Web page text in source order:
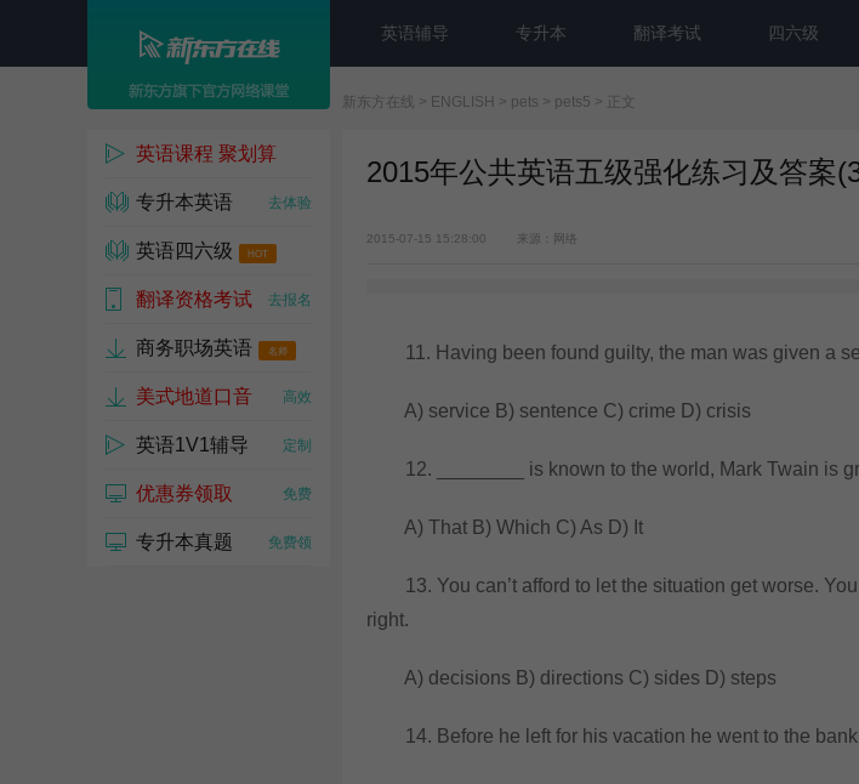
英语辅导 专升本 翻译考试 四六级
新东方在线 > ENGLISH > pets > pets5 > 正文
英语课程 聚划算
1w人已参与
专升本英语 去体验
英语四六级 HOT
去试听
翻译资格考试 去报名
商务职场英语 名师
美式地道口音 高效
英语1V1辅导 定制
优惠券领取 免费
专升本真题 免费领
2015年公共英语五级强化练习及答案
2015-07-15 15:28:00 来源：网络
11. Having been found guilty, the man was given a
A) service B) sentence C) crime D) crisis
12. ________ is known to the world, Mark Twain is
A) That B) Which C) As D) It
13. You can’t afford to let the situation get worse.
right.
A) decisions B) directions C) sides D) steps
14. Before he left for his vacation he went to the bank